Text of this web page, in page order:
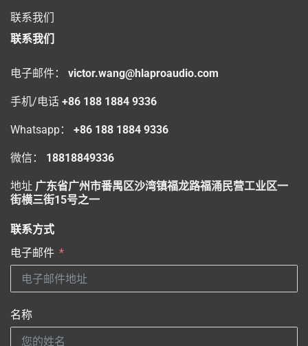
联系我们
联系我们
电子邮件： victor.wang@hlaproaudio.com
手机/电话 +86 188 1884 9336
Whatsapp： +86 188 1884 9336
微信： 18818849336
地址 广东省广州市番禺区沙湾镇福龙路福涌民营工业区一
街横三街15号之一
联系方式
电子邮件
名称